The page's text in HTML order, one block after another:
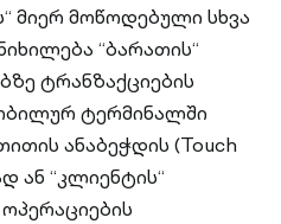
მიერ მოწოდებული სხვა
“ბარათის“
ტრანზაქციების
ტერმინალში
ანაბეჭდის (Touch
ან “კლიენტის“